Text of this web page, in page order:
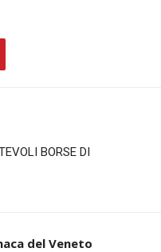
BORSE DI
del Veneto